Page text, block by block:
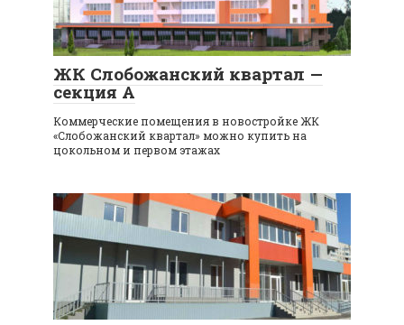
ЖК Слобожанский квартал —
секция A
Коммерческие помещения в новостройке ЖК
«Слобожанский квартал» можно купить на
цокольном и первом этажах